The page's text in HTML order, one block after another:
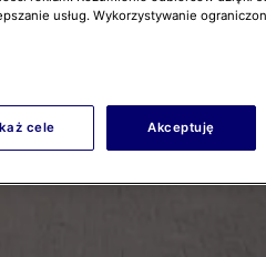
usług. Wykorzystywanie
cele Akceptuję